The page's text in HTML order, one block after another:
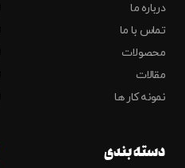
درباره ما
تماس با ما
محصولات
مقالات
نمونه کار ها
دسته بندی